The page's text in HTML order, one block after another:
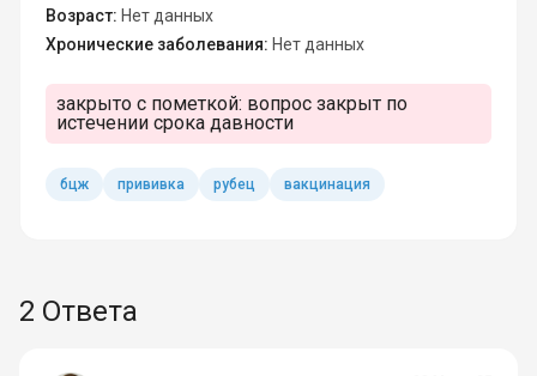
Возраст: Нет данных
Хронические заболевания: Нет данных
закрыто с пометкой: вопрос закрыт по
истечении срока давности
бцж прививка рубец вакцинация
2 Ответа